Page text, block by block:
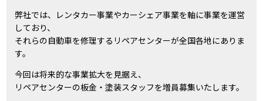
弊社では、レンタカー事業やカーシェア事業を軸に事業を運営
しており、
それらの自動車を修理するリペアセンターが全国各地にありま
す。
今回は将来的な事業拡大を見据え、
リペアセンターの板金・塗装スタッフを増員募集いたします。